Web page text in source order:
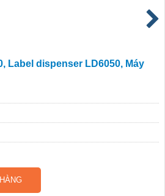
Label dispenser LD6050, Máy